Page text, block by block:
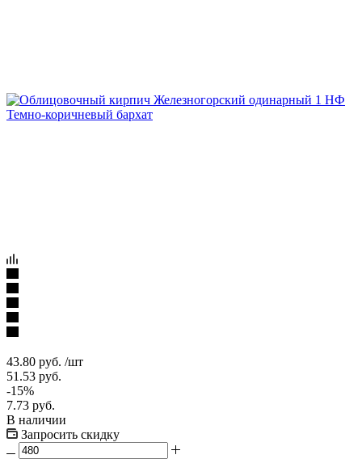
43.80 руб. /шт
51.53 руб.
-15%
7.73 руб.
В наличии
Запросить скидку